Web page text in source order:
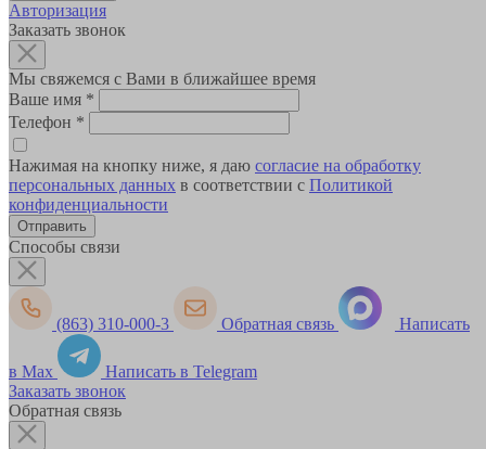
Авторизация
Заказать звонок
Мы свяжемся с Вами в ближайшее время
Ваше имя *
Телефон *
Нажимая на кнопку ниже, я даю согласие на обработку
персональных данных в соответствии с Политикой
конфиденциальности
Способы связи
(863) 310-000-3 Обратная связь Написать
в Max
Написать в Telegram
Заказать звонок
Обратная связь